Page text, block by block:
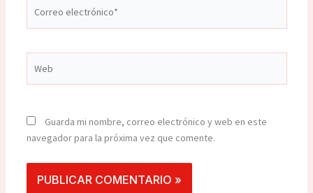
electrónico*
Guarda mi nombre, correo electrónico y web en este
navegador para la próxima vez que comente.